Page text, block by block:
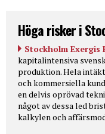
Höga risker i
Stockholm Exergis
kapitalintensiva
produktion. Hela
och kommersiella
en delvis oprövad
något av dessa led
kalkylen och